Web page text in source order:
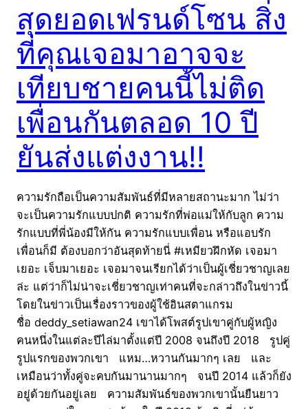
สุดยอดเฟรนด์โซน สิ่ง
ที่คุณเจอมาอาจจะ
เทียบชายคนนี้ไม่ติด
เพื่อนกันตลอด 10 ปี
ยันส่งแต่งงาน!!
ความรักถือเป็นความสัมพันธ์ที่มีหลายสถานะมาก ไม่ว่า
จะเป็นความรักแบบปกติ ความรักที่พ่อแม่ให้กับลูก ความ
รักแบบที่พี่น้องมีให้กัน ความรักแบบเพื่อน หรือแอบรัก
เพื่อนก็มี ต้องบอกว่าอันสุดท้ายนี่ #เหมียวฝึกหัด เจอมา
เยอะ เจ็บมาเยอะ เจอมาจนเรียกได้ว่าเป็นผู้เชี่ยวชาญเลย
ล่ะ แต่ว่าก็ไม่น่าจะเชี่ยวชาญเท่าคนที่จะกล่าวถึงในข่าวนี้
โดยในข่าวเป็นเรื่องราวของผู้ใช้อินสตาแกรม
ชื่อ deddy_setiawan24 เขาได้โพสต์รูปเขาคู่กับผู้หญิง
คนหนึ่งในแต่ละปีไล่มาตั้งแต่ปี 2008 จนถึงปี 2018 รูปคู่
รูปแรกของพวกเขา แหม…หวานกันมากๆ เลย และ
เหมือนว่าทั้งคู่จะคบกันมานานมากๆ จนปี 2014 แล้วก็ยัง
อยู่ด้วยกันอยู่เลย ความสัมพันธ์ของพวกเขานั้นยืนยาว